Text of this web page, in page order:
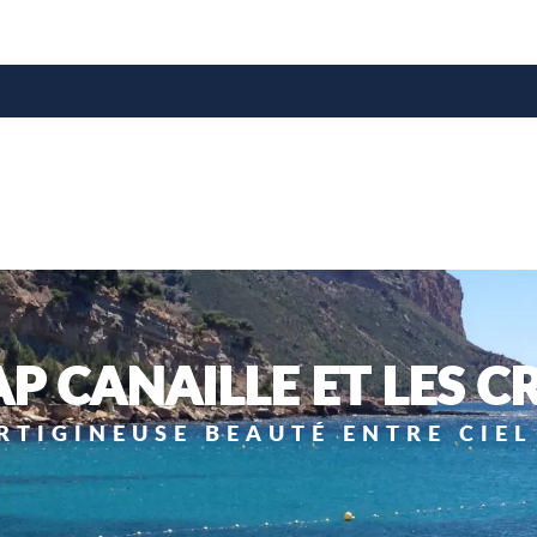
CANAILLE ET LES
BEAUTÉ ENTRE